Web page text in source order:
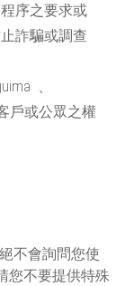
序之要求或
詐騙或調查
戶或公眾之權
不會詢問您使
您不要提供特殊